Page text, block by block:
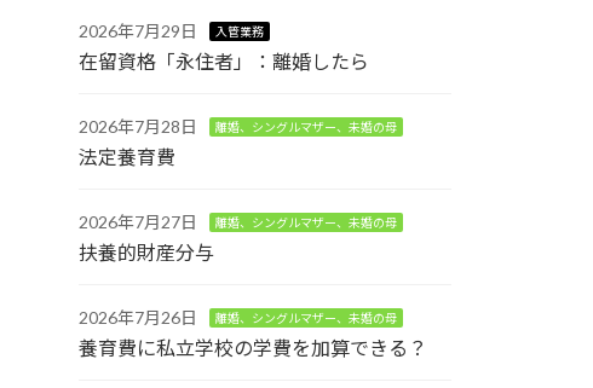
2026年7月29日 入管業務
在留資格「永住者」：離婚したら
2026年7月28日 離婚、シングルマザー、未婚の母
法定養育費
2026年7月27日 離婚、シングルマザー、未婚の母
扶養的財産分与
2026年7月26日 離婚、シングルマザー、未婚の母
養育費に私立学校の学費を加算できる？